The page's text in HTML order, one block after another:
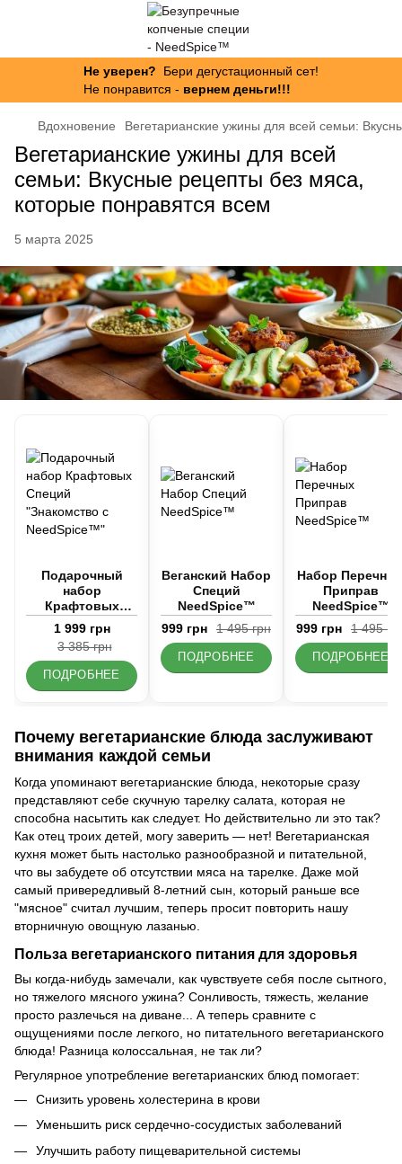
Не уверен? Бери дегустационный сет!
Не понравится - вернем деньги!!!
Вдохновение Вегетарианские ужины для всей семьи:
Вегетарианские ужины для всей
семьи: Вкусные рецепты без мяса,
которые понравятся всем
5 марта 2025
Подарочный
набор
Крафтовых
Специй
"Знакомство с
NeedSpice™"
1 999 грн
3 385 грн
ПОДРОБНЕЕ
Веганский Набор
Специй
NeedSpice™
999 грн
1 495 грн
ПОДРОБНЕЕ
Набор
Приправ
NeedSpice™
999 грн
1 495
ПОДРОБНЕЕ
Почему вегетарианские блюда заслуживают
внимания каждой семьи
Когда упоминают вегетарианские блюда, некоторые сразу
представляют себе скучную тарелку салата, которая не
способна насытить как следует. Но действительно ли это так?
Как отец троих детей, могу заверить — нет! Вегетарианская
кухня может быть настолько разнообразной и питательной,
что вы забудете об отсутствии мяса на тарелке. Даже мой
самый привередливый 8-летний сын, который раньше все
"мясное" считал лучшим, теперь просит повторить нашу
вторничную овощную лазанью.
Польза вегетарианского питания для здоровья
Вы когда-нибудь замечали, как чувствуете себя после сытного,
но тяжелого мясного ужина? Сонливость, тяжесть, желание
просто разлечься на диване... А теперь сравните с
ощущениями после легкого, но питательного вегетарианского
блюда! Разница колоссальная, не так ли?
Регулярное употребление вегетарианских блюд помогает:
Снизить уровень холестерина в крови
Уменьшить риск сердечно-сосудистых заболеваний
Улучшить работу пищеварительной системы